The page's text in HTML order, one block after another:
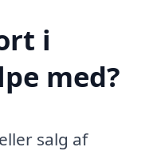
i
med?
salg af